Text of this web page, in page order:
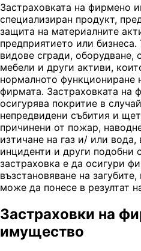
Застраховката на фирмено
специализиран продукт,
защита на материалните
предприятието или
видове сгради, оборудване,
мебели и други активи,
нормалното функциониране
фирмата. Застраховката на
осигурява покритие в
непредвидени събития и
причинени от пожар,
изтичане на газ и/ или
инциденти и други подобни
застраховка е да осигури
възстановяване на
може да понесе в резултат
Застраховки на
имущество